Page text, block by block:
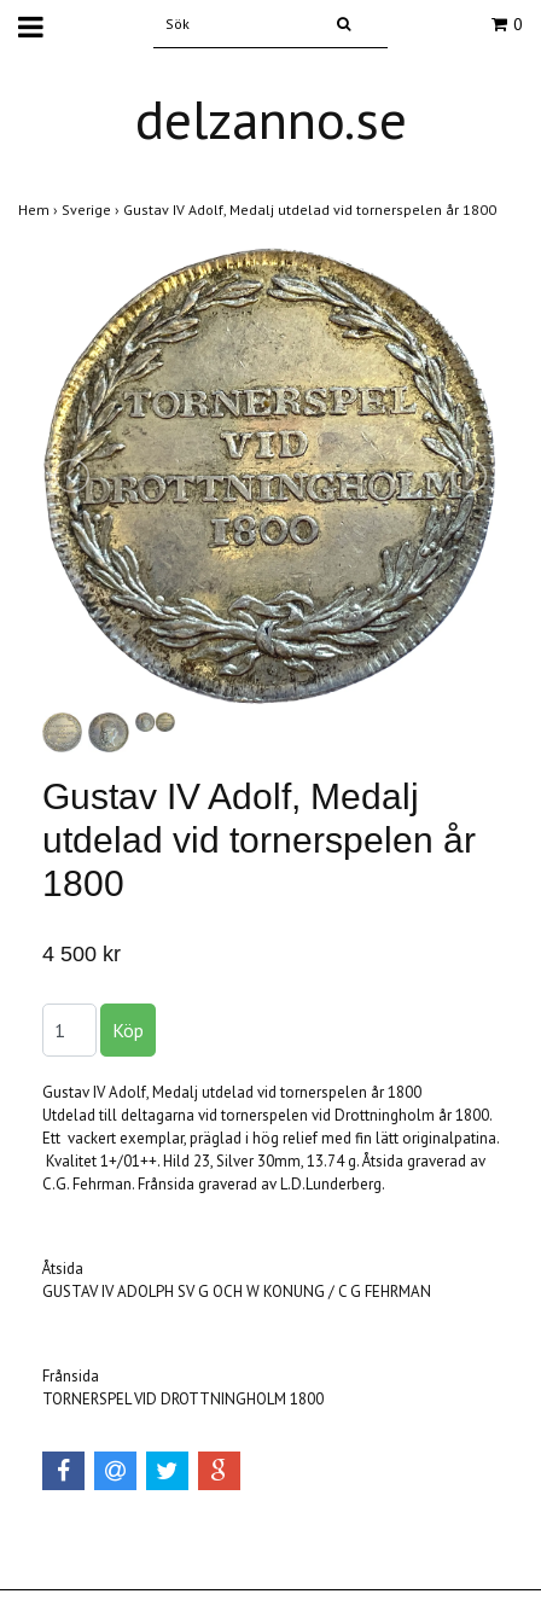
0
delzanno.se
Hem › Sverige › Gustav IV Adolf, Medalj utdelad vid tornerspelen år 1800
Gustav IV Adolf, Medalj
utdelad vid tornerspelen år
1800
4 500 kr
Gustav IV Adolf, Medalj utdelad vid tornerspelen år 1800
Utdelad till deltagarna vid tornerspelen vid Drottningholm år 1800.
Ett vackert exemplar, präglad i hög relief med fin lätt originalpatina.
Kvalitet 1+/01++. Hild 23, Silver 30mm, 13.74 g. Åtsida graverad av
C.G. Fehrman. Frånsida graverad av L.D.Lunderberg.
Åtsida
GUSTAV IV ADOLPH SV G OCH W KONUNG / C G FEHRMAN
Frånsida
TORNERSPEL VID DROTTNINGHOLM 1800